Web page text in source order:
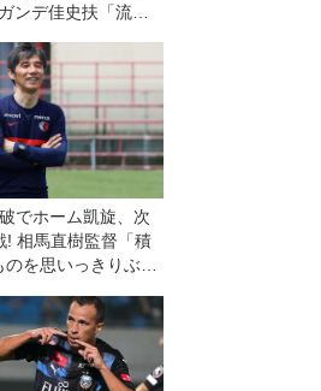
ンデ佳史扶「流れ
」
でホーム凱旋、次
! 相馬直樹監督「積
を思いっきりぶつ